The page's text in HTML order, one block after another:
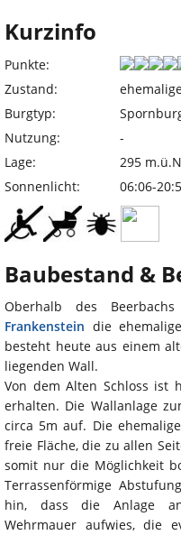
Kurzinfo
Punkte:
Zustand:
Burgtyp:
Nutzung:
-
Lage:
295
Sonnenlicht:
06:06-
Baubestand &
Oberhalb des
Frankenstein die
besteht heute aus einem
liegenden Wall.
Von dem Alten Schloss ist
erhalten. Die Wallanlage
circa 5m auf. Die
freie Fläche, die zu allen
somit nur die Möglichkeit
Terrassenförmige
hin, dass die Anlage
Wehrmauer aufwies, die